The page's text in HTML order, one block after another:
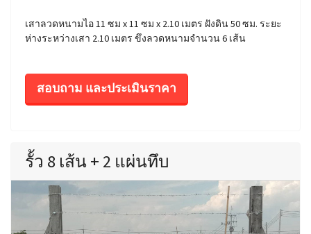
เสาลวดหนามไอ 11 ซม x 11 ซม x 2.10 เมตร ฝังดิน 50 ซม. ระยะ
ห่างระหว่างเสา 2.10 เมตร ขึงลวดหนามจำนวน 6 เส้น
สอบถาม และประเมินราคา
รั้ว 8 เส้น + 2 แผ่นทึบ